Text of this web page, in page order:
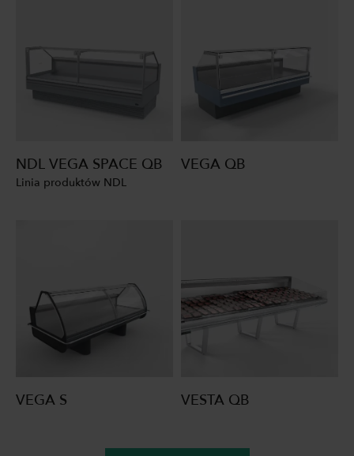
NDL VEGA SPACE QB
Linia produktów NDL
VEGA QB
VEGA S VESTA QB